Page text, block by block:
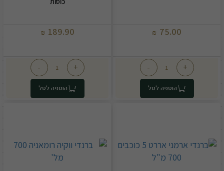
75.00
₪
+
-
הוספה לסל
189.90
₪
+
-
הוספה לסל